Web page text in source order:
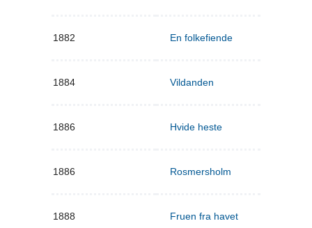
1882 En folkefiende
1884 Vildanden
1886 Hvide heste
1886 Rosmersholm
1888 Fruen fra havet